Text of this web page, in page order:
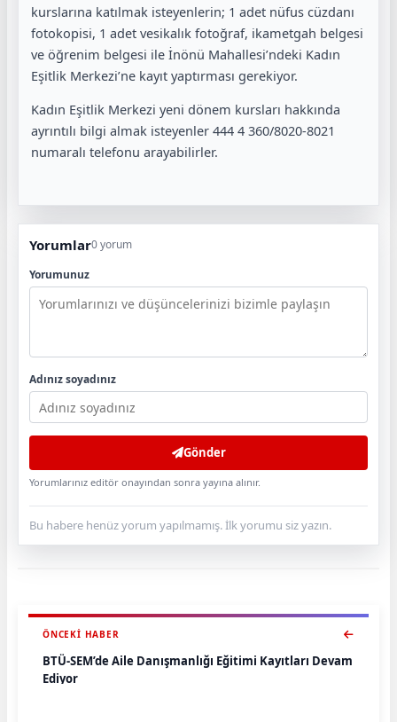
kurslarına katılmak isteyenlerin; 1 adet nüfus cüzdanı
fotokopisi, 1 adet vesikalık fotoğraf, ikametgah belgesi
ve öğrenim belgesi ile İnönü Mahallesi’ndeki Kadın
Eşitlik Merkezi’ne kayıt yaptırması gerekiyor.
Kadın Eşitlik Merkezi yeni dönem kursları hakkında
ayrıntılı bilgi almak isteyenler 444 4 360/8020-8021
numaralı telefonu arayabilirler.
Yorumlar0 yorum
Yorumunuz
Adınız soyadınız
Gönder
Yorumlarınız editör onayından sonra yayına alınır.
Bu habere henüz yorum yapılmamış. İlk yorumu siz yazın.
ÖNCEKI HABER
BTÜ-SEM’de Aile Danışmanlığı Eğitimi Kayıtları Devam
Ediyor